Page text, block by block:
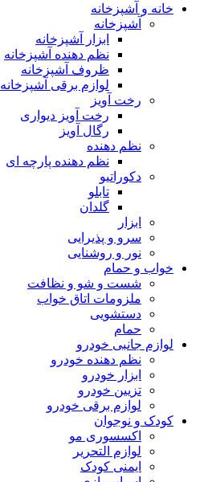
خانه و آشپزخانه
آشپزخانه
ابزار آشپزخانه
نظم دهنده آشپزخانه
ظروف آشپزخانه
لوازم برقی آشپزخانه
رخت آویز
رخت آویز دیواری
رگال آویز
نظم دهنده
نظم دهنده پارچه ای
دکوراتیو
تابلو
گلدان
ابزار
سرو و پذیرایی
نور و روشنایی
خواب و حمام
شست و شو و نظافت
ملزومات اتاق خواب
دستشویی
حمام
لوازم جانبی خودرو
نظم دهنده خودرو
ابزار خودرو
تزیین خودرو
لوازم برقی خودرو
کودک و نوجوان
اکسسوری مو
لوازم التحریر
ایمنی کودک